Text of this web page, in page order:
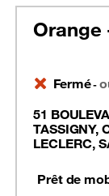
Orange
Fermé-
51
TASSIGNY,
LECLERC,
Prêt de